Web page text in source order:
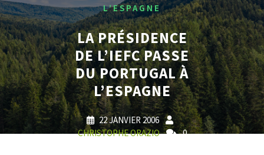
L’ESPAGNE
LA PRÉSIDENCE
DE L’IEFC PASSE
DU PORTUGAL À
L’ESPAGNE
22 JANVIER 2006
CHRISTOPHE ORAZIO
0